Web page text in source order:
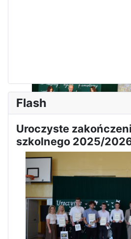
Apel z okazji 235-tej
uchwalenia Konstytucji 3
Flash
Uroczyste
szkolnego 2025/